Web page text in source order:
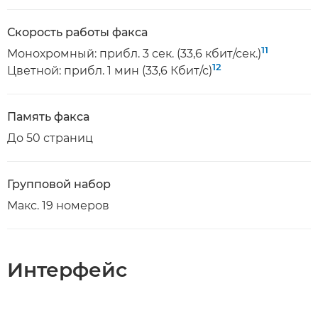
Скорость работы факса
Монохромный: прибл. 3 сек. (33,6 кбит/сек.)11
Цветной: прибл. 1 мин (33,6 Кбит/с)12
Память факса
До 50 страниц
Групповой набор
Макс. 19 номеров
Интерфейс